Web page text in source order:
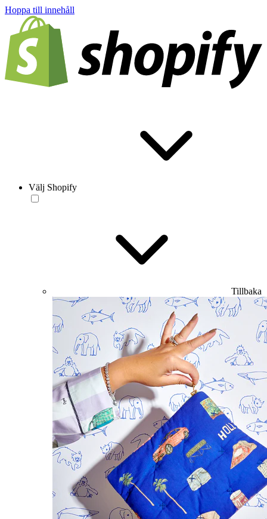
Hoppa till innehåll
Välj Shopify
Tillbaka